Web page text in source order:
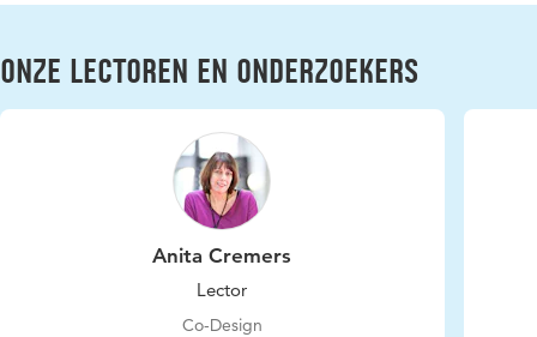
Onze lectoren en onderzoekers
Anita Cremers
Lector
Co-Design